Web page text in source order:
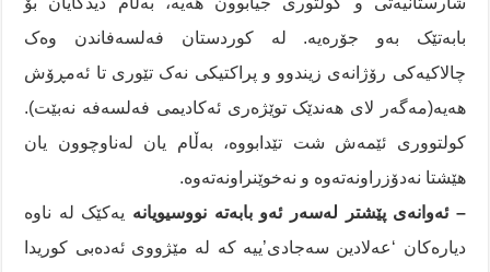
بابەتێک بەو جۆرەیە. لە کوردستان فەلسەفاندن وەک
چالاکیەکی رۆژانەی زیندوو و پراکتیکی نەک تێوری تا ئەمڕۆش
هەیە(مەگەر لای هەندێک توێژەری ئەکادیمی فەلسەفە نەبێت).
کولتووری ئێمەش شت تێدابووە، بەڵام یان لەناوچوون یان
هێشتا نەدۆزراونەتەوە و نەخوێنراونەتەوە.
– ئەوانەی پێشتر لەسەر ئەو بابەتە نووسیویانە یەکێک لە ناوە
دیارەکان ‘عەلادین سەجادی’ییە کە لە مێژووی ئەدەبی کوریدا